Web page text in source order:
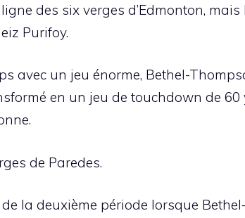
des six verges d’Edmonton,
Purifoy.
avec un jeu énorme, Bethel-
en un jeu de touchdown de
de Paredes.
la deuxième période lorsque